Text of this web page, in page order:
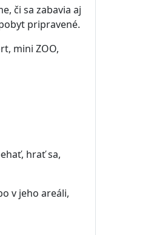
či sa zabavia aj
pripravené.
mini ZOO,
hrať sa,
v jeho areáli,